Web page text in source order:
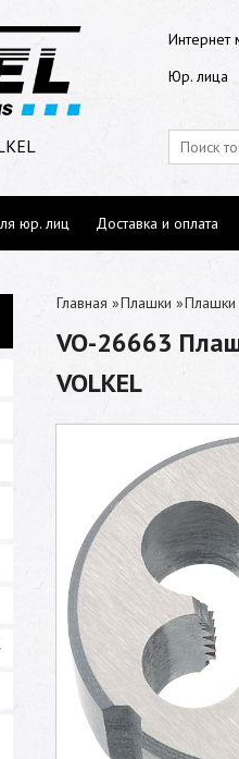
Интернет
Юр. лица
юр. лиц Доставка и оплата
Главная »Плашки »Плашки
VO-26663
VOLKEL